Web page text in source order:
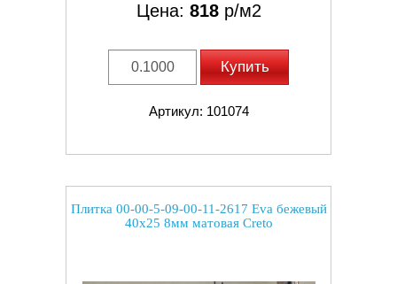
Цена: 818р/м2
Купить
Артикул: 101074
Плитка 00-00-5-09-00-11-2617 Eva бежевый
40x25 8мм матовая Creto